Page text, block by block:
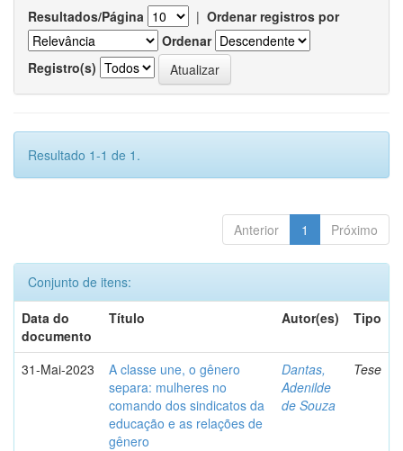
Resultados/Página | Ordenar registros por
Ordenar
Registro(s)
Resultado 1-1 de 1.
Anterior 1 Próximo
Conjunto de itens:
Data do
documento
Título Autor(es) Tipo
31-Mai-2023
A classe une, o gênero
separa: mulheres no
comando dos sindicatos da
educação e as relações de
gênero
Dantas,
Adenilde
de Souza
Tese